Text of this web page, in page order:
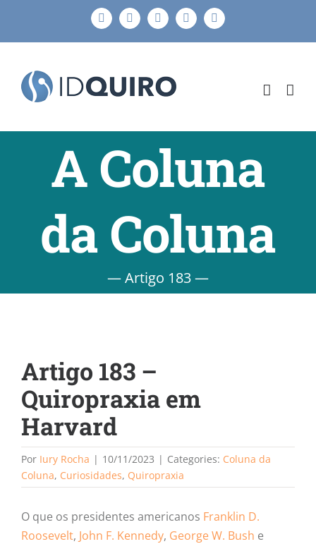
o
FacebookInstagram
X LinkedIn
E-
A Coluna
da Coluna
— Artigo 183 —
Artigo 183 –
Quiropraxia em
Harvard
Por Iury Rocha | 10/11/2023 | Categories: Coluna da
Coluna, Curiosidades, Quiropraxia
O que os presidentes americanos Franklin D.
Roosevelt, John F. Kennedy, George W. Bush e